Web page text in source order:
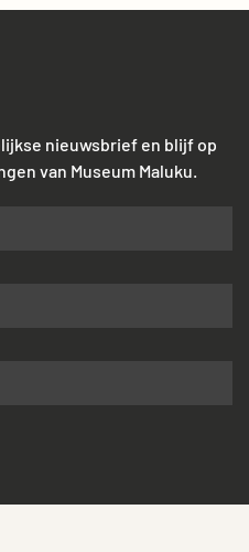
nieuwsbrief en blijf op
van Museum Maluku.